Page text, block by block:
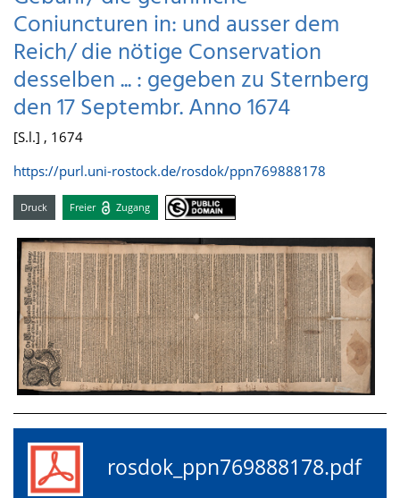
Coniuncturen in: und ausser dem
Reich/ die nötige Conservation
desselben ... : gegeben zu Sternberg
den 17 Septembr. Anno 1674
[S.l.] , 1674
https://purl.uni-rostock.de/rosdok/ppn769888178
Druck Freier Zugang
rosdok_ppn769888178.pdf